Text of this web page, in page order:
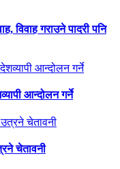
विवाह गराउने पादरी पनि
आन्दोलन गर्ने
चेतावनी